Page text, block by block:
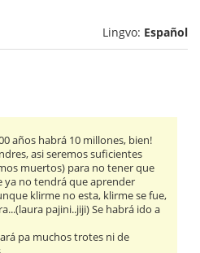
Lingvo: Español
años habrá 10 millones, bien!
asi seremos suficientes
muertos) para no tener que
ya no tendrá que aprender
klirme no esta, klirme se fue,
pajini..jiji) Se habrá ido a
pa muchos trotes ni de